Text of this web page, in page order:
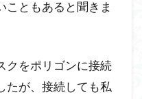
こともあると聞きま
クをポリゴンに接続
たが、接続しても私